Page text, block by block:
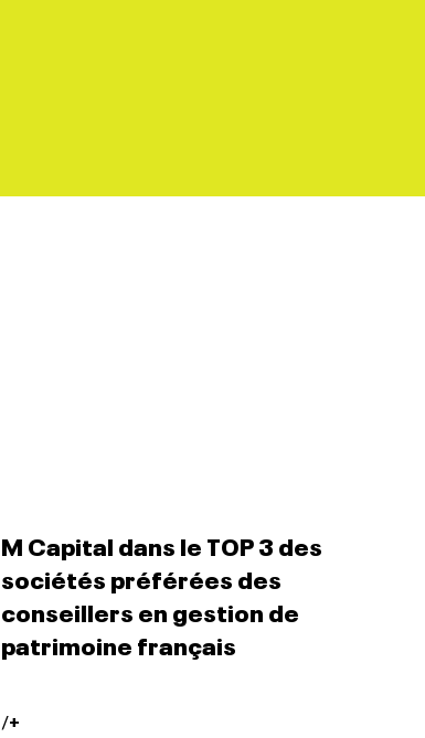
M Capital dans le TOP 3 des
sociétés préférées des
conseillers en gestion de
patrimoine français
/+